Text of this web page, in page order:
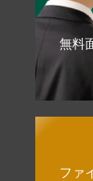
無料
ファ